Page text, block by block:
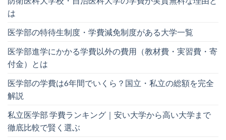
は
医学部の特待生制度・学費減免制度がある大学一覧
医学部進学にかかる学費以外の費用（教材費・実習費・寄
付金）とは
医学部の学費は6年間でいくら？国立・私立の総額を完全
解説
私立医学部 学費ランキング｜安い大学から高い大学まで
徹底比較で賢く選ぶ